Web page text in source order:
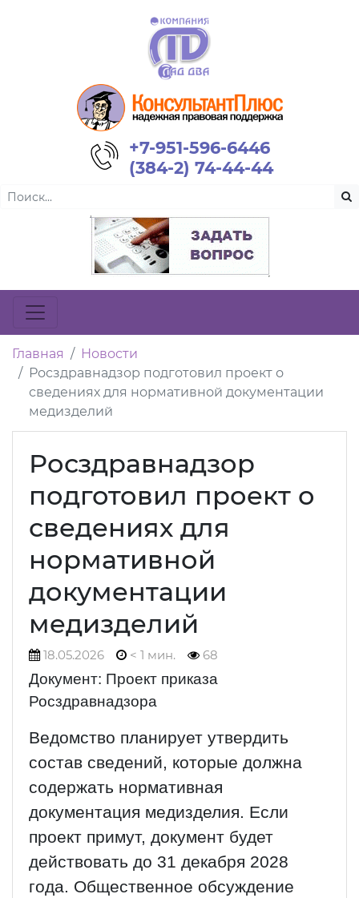
+7-951-596-6446
(384-2) 74-44-44
Главная
Новости
Росздравнадзор подготовил проект о
сведениях для нормативной документации
медизделий
Росздравнадзор
подготовил проект о
сведениях для
нормативной
документации
медизделий
18.05.2026 < 1 мин. 68
Документ: Проект приказа
Росздравнадзора
Ведомство планирует утвердить
состав сведений, которые должна
содержать нормативная
документация медизделия. Если
проект примут, документ будет
действовать до 31 декабря 2028
года. Общественное обсуждение